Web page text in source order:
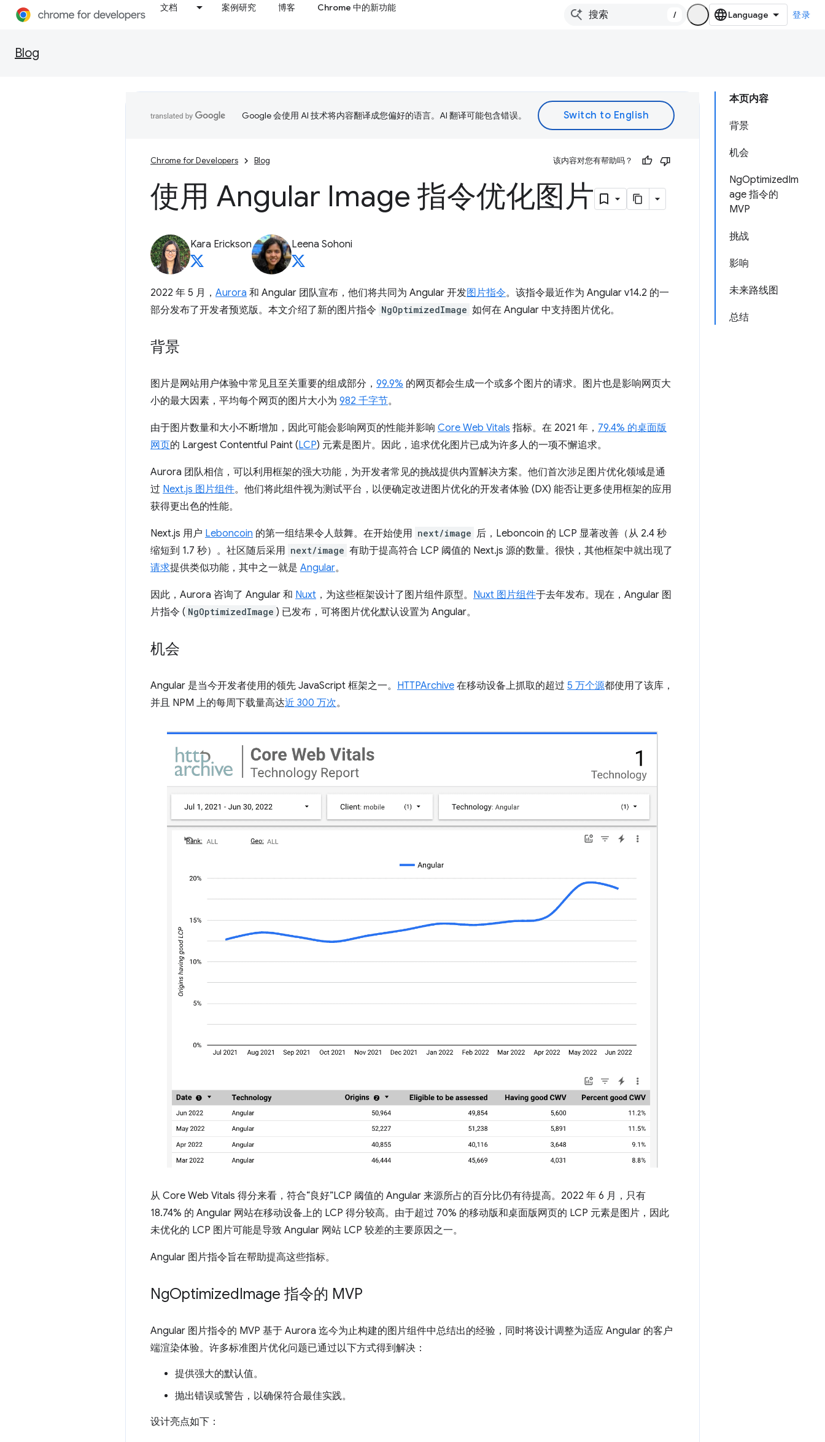
文档 案例研究 博客 Chrome 中的新功能
/ 登录
Blog
本页内容
背景
机会
NgOptimizedIm
age 指令的
MVP
挑战
影响
未来路线图
总结
Google 会使用 AI 技术将内容翻译成您偏好的语言。AI 翻译可能包含错误。
Chrome for Developers Blog 该内容对您有帮助吗？
使用 Angular Image 指令优化图片
Kara Erickson Leena Sohoni
2022 年 5 月， Aurora 和 Angular 团队宣布，他们将共同为 Angular 开发图片指令。该指令最近作为 Angular v14.2 的一
部分发布了开发者预览版。本文介绍了新的图片指令 NgOptimizedImage 如何在 Angular 中支持图片优化。
背景
图片是网站用户体验中常见且至关重要的组成部分， 99.9% 的网页都会生成一个或多个图片的请求。图片也是影响网页大
小的最大因素，平均每个网页的图片大小为 982 千字节。
由于图片数量和大小不断增加，因此可能会影响网页的性能并影响 Core Web Vitals 指标。在 2021 年， 79.4% 的桌面版
网页的 Largest Contentful Paint (LCP) 元素是图片。因此，追求优化图片已成为许多人的一项不懈追求。
Aurora 团队相信，可以利用框架的强大功能，为开发者常见的挑战提供内置解决方案。他们首次涉足图片优化领域是通
过 Next.js 图片组件。他们将此组件视为测试平台，以便确定改进图片优化的开发者体验 (DX) 能否让更多使用框架的应用
获得更出色的性能。
Next.js 用户 Leboncoin 的第一组结果令人鼓舞。在开始使用 next/image 后，Leboncoin 的 LCP 显著改善（从 2.4 秒
缩短到 1.7 秒）。社区随后采用 next/image 有助于提高符合 LCP 阈值的 Next.js 源的数量。很快，其他框架中就出现了
请求提供类似功能，其中之一就是 Angular。
因此，Aurora 咨询了 Angular 和 Nuxt ，为这些框架设计了图片组件原型。 Nuxt 图片组件于去年发布。现在，Angular 图
片指令 ( NgOptimizedImage ) 已发布，可将图片优化默认设置为 Angular。
机会
Angular 是当今开发者使用的领先 JavaScript 框架之一。 HTTPArchive 在移动设备上抓取的超过 5 万个源都使用了该库，
并且 NPM 上的每周下载量高达近 300 万次。
从 Core Web Vitals 得分来看，符合“良好”LCP 阈值的 Angular 来源所占的百分比仍有待提高。2022 年 6 月，只有
18.74% 的 Angular 网站在移动设备上的 LCP 得分较高。由于超过 70% 的移动版和桌面版网页的 LCP 元素是图片，因此
未优化的 LCP 图片可能是导致 Angular 网站 LCP 较差的主要原因之一。
Angular 图片指令旨在帮助提高这些指标。
NgOptimizedImage 指令的 MVP
Angular 图片指令的 MVP 基于 Aurora 迄今为止构建的图片组件中总结出的经验，同时将设计调整为适应 Angular 的客户
端渲染体验。许多标准图片优化问题已通过以下方式得到解决：
提供强大的默认值。
抛出错误或警告，以确保符合最佳实践。
设计亮点如下：